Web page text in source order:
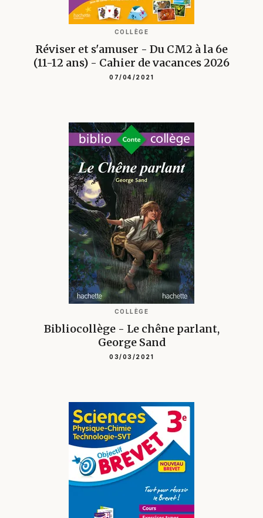
COLLÈGE
Réviser et s'amuser - Du CM2 à la 6e
(11-12 ans) - Cahier de vacances 2026
07/04/2021
COLLÈGE
Bibliocollège - Le chêne parlant,
George Sand
03/03/2021